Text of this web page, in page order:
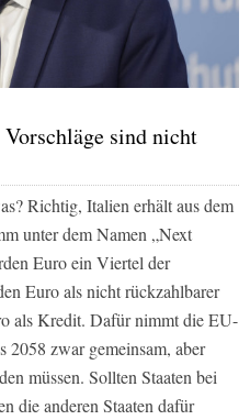
sind nicht
Richtig, Italien erhält aus dem
unter dem Namen „Next
Euro ein Viertel der
Euro als nicht rückzahlbarer
als Kredit. Dafür nimmt die EU-
zwar gemeinsam, aber
müssen. Sollten Staaten bei
die anderen Staaten dafür